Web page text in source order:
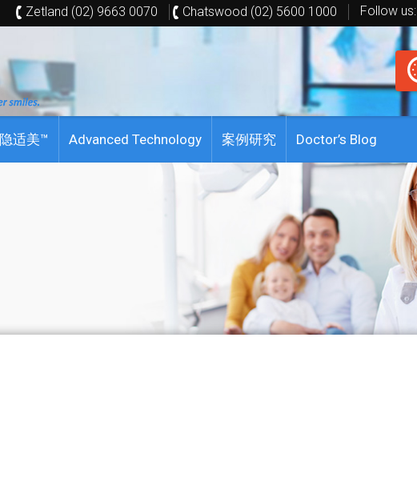
Zetland (02) 9663 0070 Chatswood (02) 5600 1000 Follow us:
隐适美™ Advanced Technology 案例研究 Doctor’s Blog